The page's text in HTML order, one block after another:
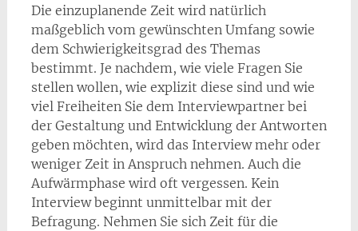
Die einzuplanende Zeit wird natürlich
maßgeblich vom gewünschten Umfang sowie
dem Schwierigkeitsgrad des Themas
bestimmt. Je nachdem, wie viele Fragen Sie
stellen wollen, wie explizit diese sind und wie
viel Freiheiten Sie dem Interviewpartner bei
der Gestaltung und Entwicklung der Antworten
geben möchten, wird das Interview mehr oder
weniger Zeit in Anspruch nehmen. Auch die
Aufwärmphase wird oft vergessen. Kein
Interview beginnt unmittelbar mit der
Befragung. Nehmen Sie sich Zeit für die